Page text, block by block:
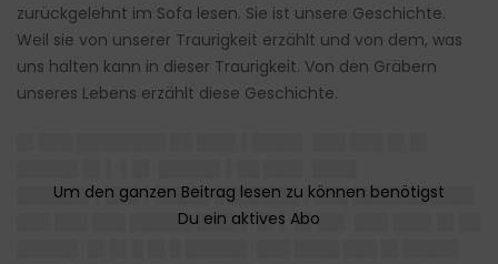
zurückgelehnt im Sofa lesen. Sie ist unsere Geschichte.
Weil sie von unserer Traurigkeit erzählt und von dem, was
uns halten kann in dieser Traurigkeit. Von den Gräbern
unseres Lebens erzählt diese Geschichte.
██████▌▌███ ▌█████ ███████▌▌███ ███████████
███ ███ ███ █████▌███▌▌ █▌▌ █▌██▌ ███ ███▌█▌██